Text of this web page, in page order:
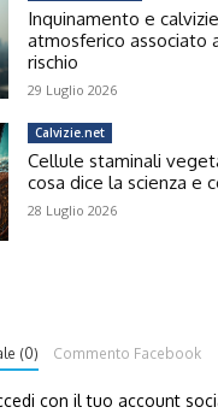
Inquinamento e
atmosferico associato
rischio
29 Luglio 2026
Calvizie.net
Cellule staminali
cosa dice la scienza e
28 Luglio 2026
(0) Commento Facebook
con il tuo account